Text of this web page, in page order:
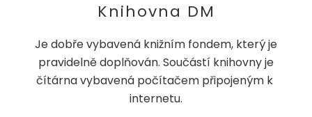
Knihovna DM
Je dobře vybavená knižním fondem, který je
pravidelně doplňován. Součástí knihovny je
čítárna vybavená počítačem připojeným k
internetu.